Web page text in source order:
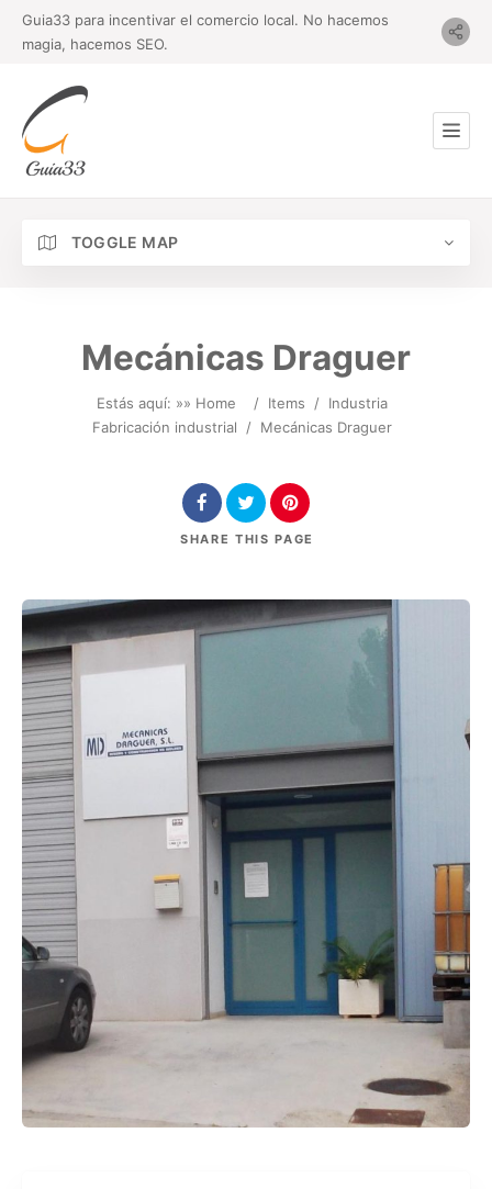
Guia33 para incentivar el comercio local. No hacemos
magia, hacemos SEO.
TOGGLE MAP
Mecánicas Draguer
Estás aquí: »» Home / Items / Industria
Fabricación industrial
/ Mecánicas Draguer
SHARE THIS PAGE